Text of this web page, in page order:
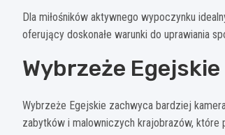
Dla miłośników aktywnego wypoczynku
oferujący doskonałe warunki do uprawiania
Wybrzeże
Wybrzeże Egejskie zachwyca bardziej
zabytków i malowniczych krajobrazów,